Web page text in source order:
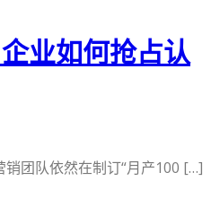
业如何抢占认
团队依然在制订“月产100 […]